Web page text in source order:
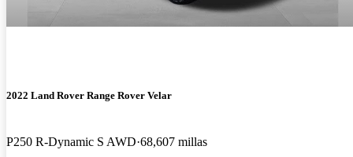
2022 Land Rover Range Rover Velar
P250 R-Dynamic S AWD 68,607 millas